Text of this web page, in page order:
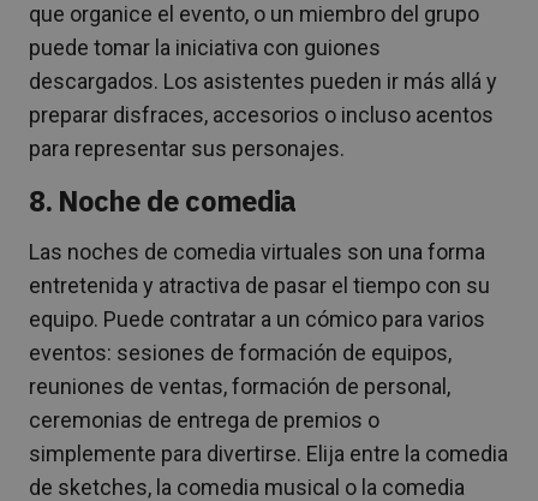
que organice el evento, o un miembro del grupo
puede tomar la iniciativa con guiones
descargados. Los asistentes pueden ir más allá y
preparar disfraces, accesorios o incluso acentos
para representar sus personajes.
8. Noche de comedia
Las noches de comedia virtuales son una forma
entretenida y atractiva de pasar el tiempo con su
equipo. Puede contratar a un cómico para varios
eventos: sesiones de formación de equipos,
reuniones de ventas, formación de personal,
ceremonias de entrega de premios o
simplemente para divertirse. Elija entre la comedia
de sketches, la comedia musical o la comedia